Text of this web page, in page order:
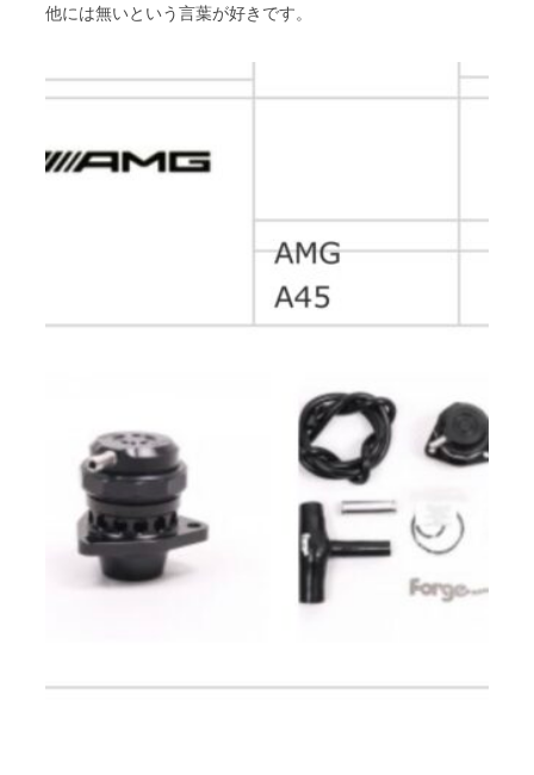
他には無いという言葉が好きです。